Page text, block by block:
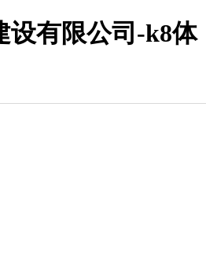
设有限公司-k8体